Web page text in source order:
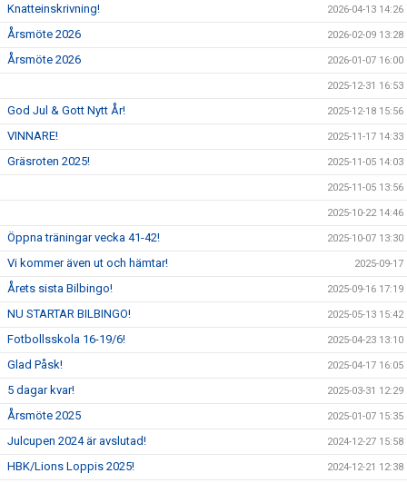
Knatteinskrivning! 2026-04-13 14:26
Årsmöte 2026 2026-02-09 13:28
Årsmöte 2026 2026-01-07 16:00
2025-12-31 16:53
God Jul & Gott Nytt År! 2025-12-18 15:56
VINNARE! 2025-11-17 14:33
Gräsroten 2025! 2025-11-05 14:03
2025-11-05 13:56
2025-10-22 14:46
Öppna träningar vecka 41-42! 2025-10-07 13:30
Vi kommer även ut och hämtar! 2025-09-17
Årets sista Bilbingo! 2025-09-16 17:19
NU STARTAR BILBINGO! 2025-05-13 15:42
Fotbollsskola 16-19/6! 2025-04-23 13:10
Glad Påsk! 2025-04-17 16:05
5 dagar kvar! 2025-03-31 12:29
Årsmöte 2025 2025-01-07 15:35
Julcupen 2024 är avslutad! 2024-12-27 15:58
HBK/Lions Loppis 2025! 2024-12-21 12:38